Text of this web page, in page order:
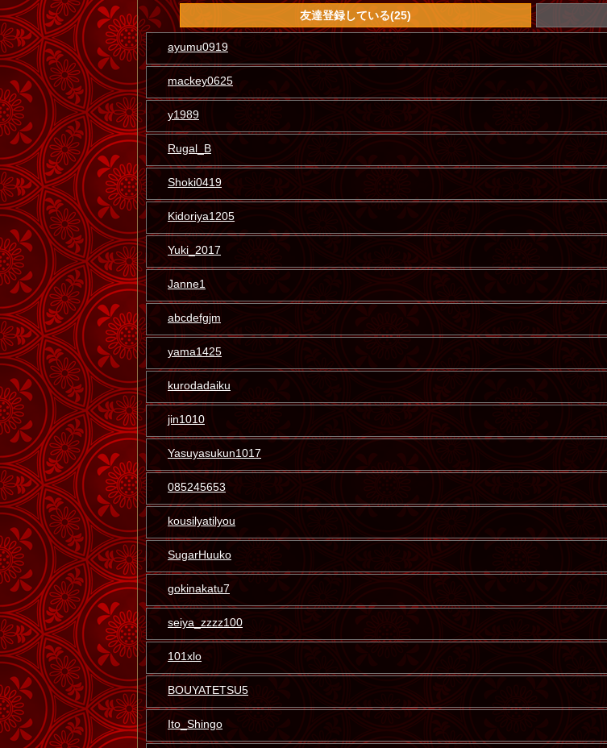
友達登録している(25)
ayumu0919
mackey0625
y1989
Rugal_B
Shoki0419
Kidoriya1205
Yuki_2017
Janne1
abcdefgjm
yama1425
kurodadaiku
jin1010
Yasuyasukun1017
085245653
kousilyatilyou
SugarHuuko
gokinakatu7
seiya_zzzz100
101xlo
BOUYATETSU5
Ito_Shingo